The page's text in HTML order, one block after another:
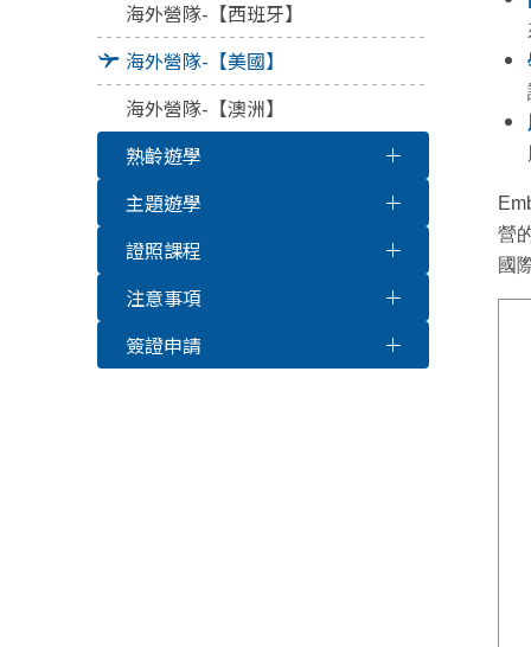
海外營隊-【西班牙】
海外營隊-【美國】
海外營隊-【澳洲】
熟齡遊學
主題遊學
證照課程
注意事項
簽證申請
營
國